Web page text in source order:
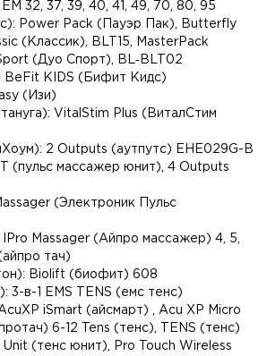
32, 37, 39, 40, 41, 49, 70, 80, 95
Power Pack (Пауэр Пак), Butterfly
(Классик), BLT15, MasterPack
(Дуо Спорт), BL‑BLT02
BeFit KIDS (Бифит Кидс)
(Изи)
VitalStim Plus (ВиталСтим
2 Outputs (аутпутс) EHE029G-B
(пульс массажер юнит), 4 Outputs
(Электроник Пульс
IPro Massager (Айпро массажер) 4, 5,
тач)
Biolift (биофит) 608
3-в-1 EMS TENS (емс тенс)
iSmart (айсмарт) , Acu XP Micro
6-12 Tens (тенс), TENS (тенс)
Unit (тенс юнит), Pro Touch Wireless